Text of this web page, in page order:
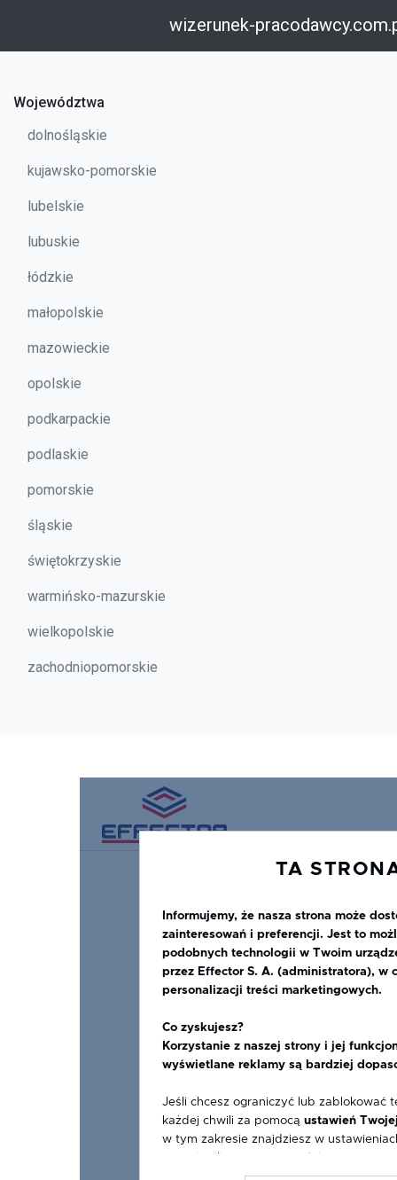
wizerunek-
Województwa
dolnośląskie
kujawsko-pomorskie
lubelskie
lubuskie
łódzkie
małopolskie
mazowieckie
opolskie
podkarpackie
podlaskie
pomorskie
śląskie
świętokrzyskie
warmińsko-mazurskie
wielkopolskie
zachodniopomorskie